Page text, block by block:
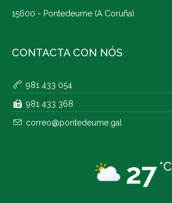
15600 - Pontedeume (A Coruña)
CONTACTA CON NÓS
981 433 054
981 433 368
correo@pontedeume.gal
27 °C